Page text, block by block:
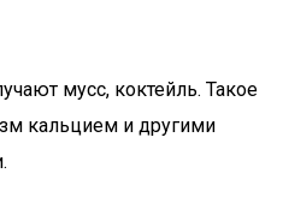
мусс, коктейль. Такое
кальцием и другими